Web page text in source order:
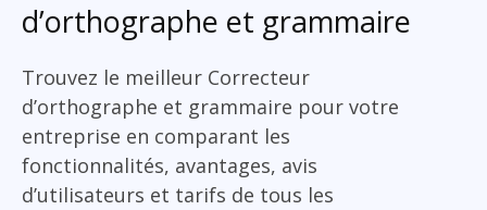
d’orthographe et grammaire
Trouvez le meilleur Correcteur
d’orthographe et grammaire pour votre
entreprise en comparant les
fonctionnalités, avantages, avis
d’utilisateurs et tarifs de tous les